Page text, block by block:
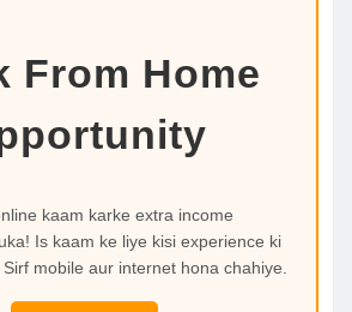
From Home
kaam karke extra income
Is kaam ke liye kisi experience ki
mobile aur internet hona chahiye.